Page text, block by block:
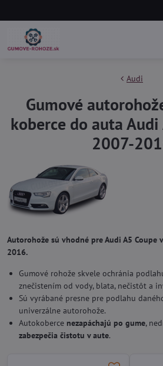
Audi
Gumové
koberce do auta Audi
2007-
Autorohože sú vhodné pre Audi A5 Coupe
2016.
Gumové rohože skvele ochránia
znečistením od vody, blata, nečistôt a
Sú vyrábané presne pre podlahu
univerzálne autorohože.
Autokoberce nezapáchajú po gume,
zabezpečia čistotu v aute.